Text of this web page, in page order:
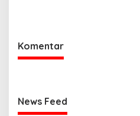
Komentar
News Feed